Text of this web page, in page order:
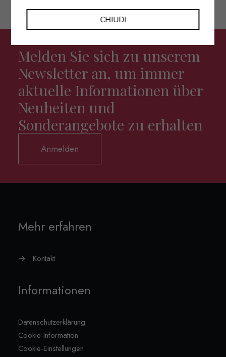
Melden Sie sich zu unserem
Newsletter an, um immer
aktuelle Informationen über
Neuheiten und
Sonderangebote zu erhalten
Anmelden
Mehr erfahren
Kontakt
Informationen
Datenschutzerklärung
Cookie-Information
Cookie-Einstellungen
CHIUDI